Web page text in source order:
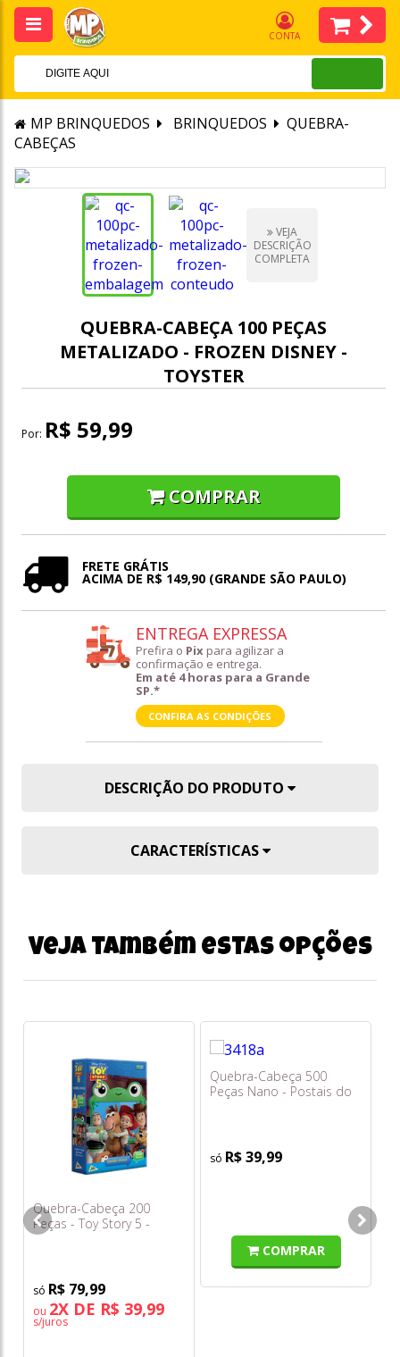
CONTA
MP BRINQUEDOS BRINQUEDOS
QUEBRA-
CABEÇAS
VEJA
DESCRIÇÃO
COMPLETA
QUEBRA-CABEÇA 100 PEÇAS
METALIZADO - FROZEN DISNEY -
TOYSTER
Por: R$ 59,99
COMPRAR
FRETE GRÁTIS
ACIMA DE R$ 149,90 (GRANDE SÃO PAULO)
ENTREGA EXPRESSA
Prefira o Pix para agilizar a
confirmação e entrega.
Em até 4 horas para a Grande
SP.*
CONFIRA AS CONDIÇÕES
DESCRIÇÃO DO PRODUTO
CARACTERÍSTICAS
Veja também estas opções
Quebra-Cabeça 200
Peças - Toy Story 5 -
Toyster
R$ 79,99
ou 2X DE R$ 39,99
s/juros
Quebra-Cabeça 500
Peças Nano - Postais do
R$ 39,99
COMPRAR